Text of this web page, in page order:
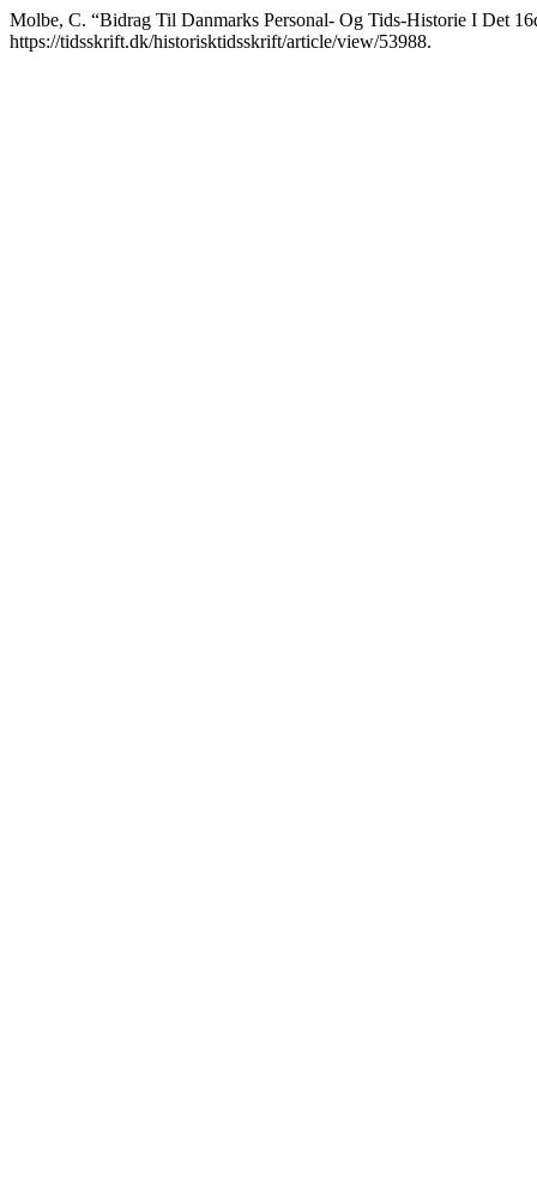
Molbe, C. “Bidrag Til Danmarks Personal- Og Tids-Historie I Det
https://tidsskrift.dk/historisktidsskrift/article/view/53988.